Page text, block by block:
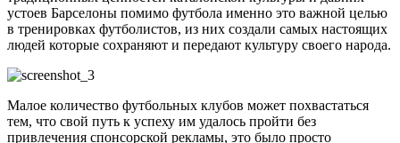
устоев Барселоны помимо футбола именно это важной целью
в тренировках футболистов, из них создали самых настоящих
людей которые сохраняют и передают культуру своего народа.
Малое количество футбольных клубов может похвастаться
тем, что свой путь к успеху им удалось пройти без
привлечения спонсорской рекламы, это было просто